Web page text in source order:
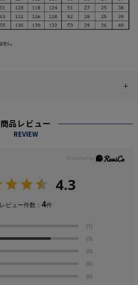
商品レビュー
REVIEW
4.3
レビュー件数： 4件
(1)
(3)
(0)
(0)
(0)